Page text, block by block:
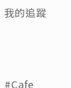
我的追蹤
#Cafe